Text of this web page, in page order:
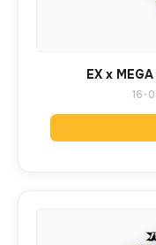
EX x
16-